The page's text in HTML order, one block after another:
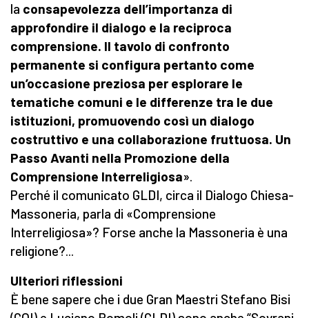
la consapevolezza dell’importanza di
approfondire il dialogo e la reciproca
comprensione. Il tavolo di confronto
permanente si configura pertanto come
un’occasione preziosa per esplorare le
tematiche comuni e le differenze tra le due
istituzioni, promuovendo così un dialogo
costruttivo e una collaborazione fruttuosa. Un
Passo Avanti nella Promozione della
Comprensione Interreligiosa».
Perché il comunicato GLDI, circa il Dialogo Chiesa-
Massoneria, parla di «Comprensione
Interreligiosa»? Forse anche la Massoneria è una
religione?...
Ulteriori riflessioni
È bene sapere che i due Gran Maestri Stefano Bisi